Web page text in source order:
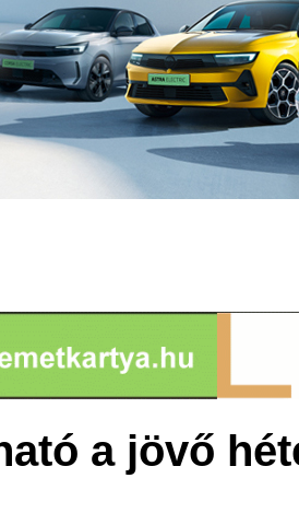
a jövő